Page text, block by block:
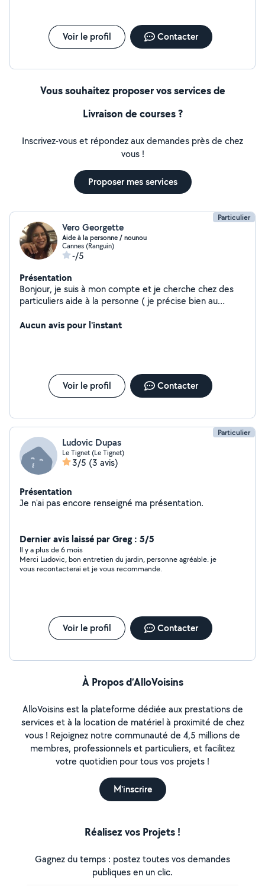
Voir le profil Contacter
Vous souhaitez proposer vos services de
Livraison de courses ?
Inscrivez-vous et répondez aux demandes près de chez
vous !
Proposer mes services
Particulier
Vero Georgette
Aide à la personne / nounou
Cannes (Ranguin)
-/5
Présentation
Bonjour, je suis à mon compte et je cherche chez des
particuliers aide à la personne ( je précise bien au
Pegomas et cannes la Bocca. 15 euros de l'heure net
Aucun avis pour l'instant
Voir le profil Contacter
Particulier
Ludovic Dupas
Le Tignet (Le Tignet)
3/5 (3 avis)
Présentation
Je n'ai pas encore renseigné ma présentation.
Dernier avis laissé par Greg : 5/5
Il y a plus de 6 mois
Merci Ludovic, bon entretien du jardin, personne agréable. je
vous recontacterai et je vous recommande.
Voir le profil Contacter
À Propos d’AlloVoisins
AlloVoisins est la plateforme dédiée aux prestations de
services et à la location de matériel à proximité de chez
vous ! Rejoignez notre communauté de 4,5 millions de
membres, professionnels et particuliers, et facilitez
votre quotidien pour tous vos projets !
M'inscrire
Réalisez vos Projets !
Gagnez du temps : postez toutes vos demandes
publiques en un clic.